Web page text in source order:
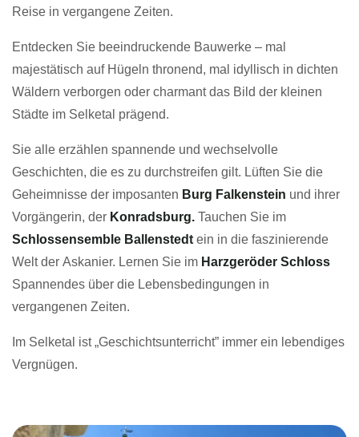
Reise in vergangene Zeiten.
Entdecken Sie beeindruckende Bauwerke – mal
majestätisch auf Hügeln thronend, mal idyllisch in dichten
Wäldern verborgen oder charmant das Bild der kleinen
Städte im Selketal prägend.
Sie alle erzählen spannende und wechselvolle
Geschichten, die es zu durchstreifen gilt. Lüften Sie die
Geheimnisse der imposanten Burg Falkenstein und ihrer
Vorgängerin, der Konradsburg. Tauchen Sie im
Schlossensemble Ballenstedt ein in die faszinierende
Welt der Askanier. Lernen Sie im Harzgeröder Schloss
Spannendes über die Lebensbedingungen in
vergangenen Zeiten.
Im Selketal ist „Geschichtsunterricht” immer ein lebendiges
Vergnügen.